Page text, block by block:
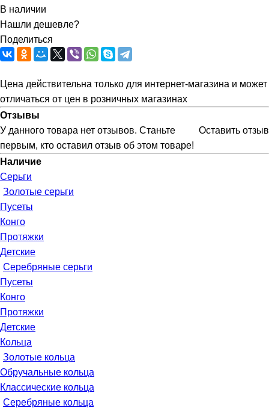
В наличии
Нашли дешевле?
Поделиться
Цена действительна только для интернет-магазина и может
отличаться от цен в розничных магазинах
Отзывы
Оставить отзыв
У данного товара нет отзывов. Станьте
первым, кто оставил отзыв об этом товаре!
Наличие
Серьги
Золотые серьги
Пусеты
Конго
Протяжки
Детские
Серебряные серьги
Пусеты
Конго
Протяжки
Детские
Кольца
Золотые кольца
Обручальные кольца
Классические кольца
Серебряные кольца